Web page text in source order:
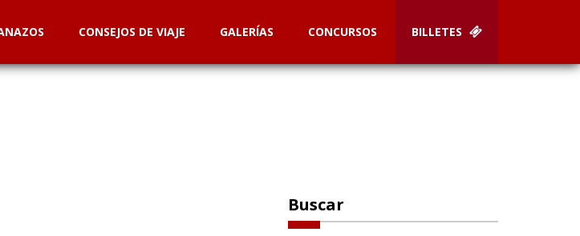
CONSEJOS DE VIAJE GALERÍAS CONCURSOS BILLETES
Buscar